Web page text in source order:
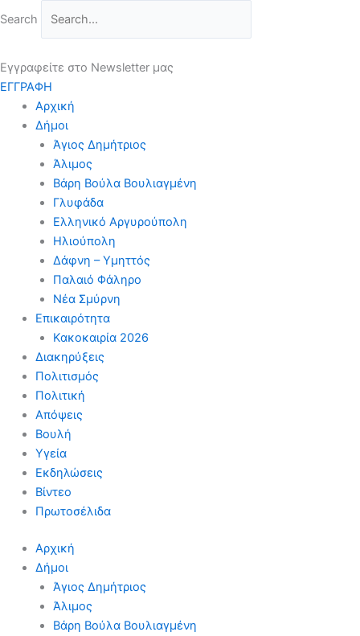
στο
Search
Εγγραφείτε στο Newsletter μας
ΕΓΓΡΑΦΗ
Αρχική
Δήμοι
Άγιος Δημήτριος
Άλιμος
Βάρη Βούλα Βουλιαγμένη
Γλυφάδα
Ελληνικό Αργυρούπολη
Ηλιούπολη
Δάφνη – Υμηττός
Παλαιό Φάληρο
Νέα Σμύρνη
Επικαιρότητα
Κακοκαιρία 2026
Διακηρύξεις
Πολιτισμός
Πολιτική
Απόψεις
Βουλή
Υγεία
Εκδηλώσεις
Βίντεο
Πρωτοσέλιδα
Αρχική
Δήμοι
Άγιος Δημήτριος
Άλιμος
Βάρη Βούλα Βουλιαγμένη